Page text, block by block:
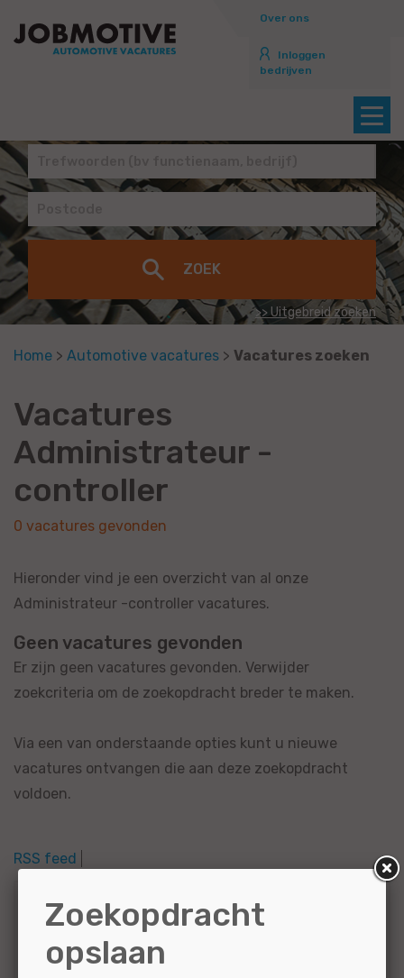
Over ons
Inloggen
bedrijven
>> Uitgebreid zoeken
Home > Automotive vacatures > Vacatures zoeken
Vacatures
Administrateur -
controller
0 vacatures gevonden
Hieronder vind je een overzicht van al onze
Administrateur -controller vacatures.
Geen vacatures gevonden
Er zijn geen vacatures gevonden. Verwijder
zoekcriteria om de zoekopdracht breder te maken.
Via een van onderstaande opties kunt u nieuwe
vacatures ontvangen die aan deze zoekopdracht
voldoen.
RSS feed
Zoekcriteria
Administrateur...
Zoekopdracht
opslaan